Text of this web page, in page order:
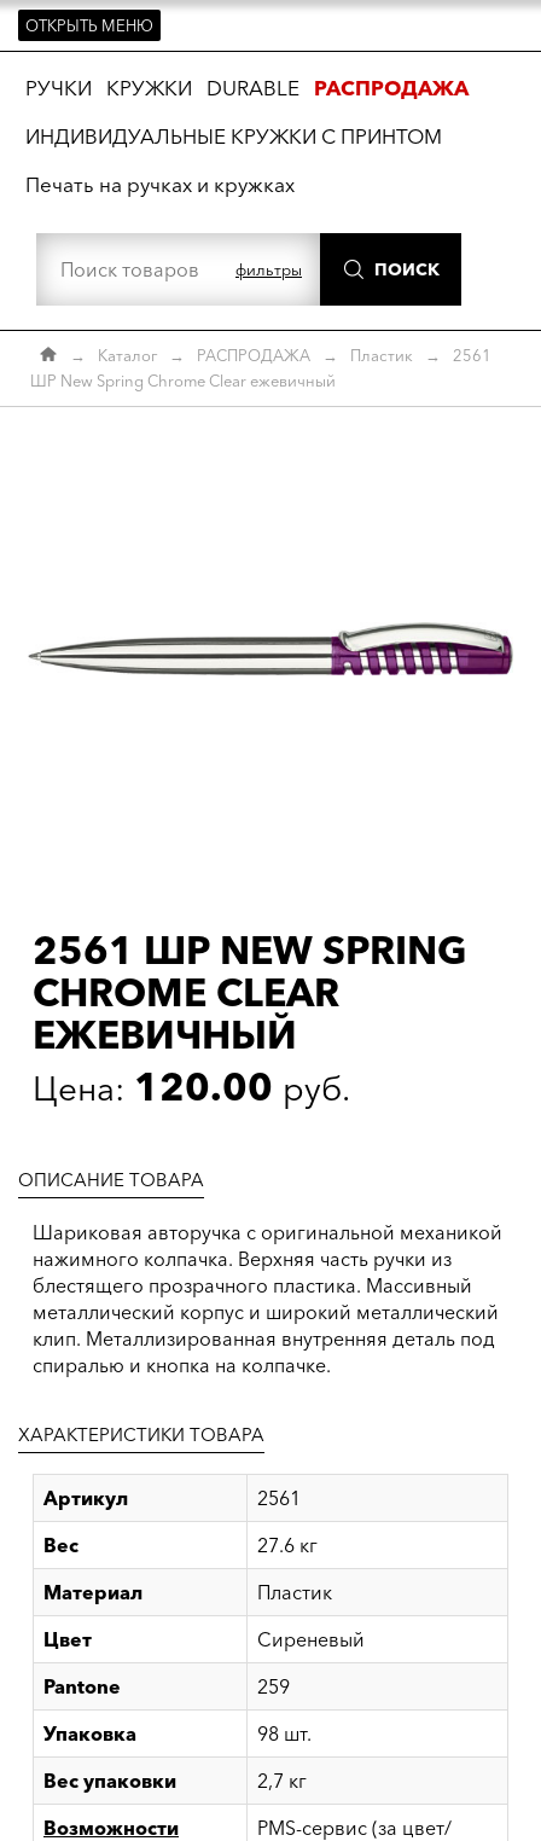
ОТКРЫТЬ МЕНЮ
РУЧКИ КРУЖКИ DURABLE
РАСПРОДАЖА
ИНДИВИДУАЛЬНЫЕ КРУЖКИ С ПРИНТОМ
Печать на ручках и кружках
фильтры ПОИСК
→ Каталог → РАСПРОДАЖА → Пластик →
2561
ШР New Spring Chrome Clear ежевичный
2561 ШР NEW SPRING
CHROME CLEAR
ЕЖЕВИЧНЫЙ
Цена: 120.00 руб.
ОПИСАНИЕ ТОВАРА
Шариковая авторучка с оригинальной механикой
нажимного колпачка. Верхняя часть ручки из
блестящего прозрачного пластика. Массивный
металлический корпус и широкий металлический
клип. Металлизированная внутренняя деталь под
спиралью и кнопка на колпачке.
ХАРАКТЕРИСТИКИ ТОВАРА
Артикул
2561
Вес
27.6 кг
Материал
Пластик
Цвет
Сиреневый
Pantone
259
Упаковка
98 шт.
Вес упаковки
2,7 кг
Возможности
PMS-сервис (за цвет/